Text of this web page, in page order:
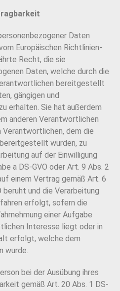
Daten
Europäischen Richtlinien-
Recht, die sie
Daten, welche durch die
bereitgestellt
gängigen und
erhalten. Sie hat außerdem
anderen Verantwortlichen
Verantwortlichen, dem die
wurden, zu
auf der Einwilligung
a DS-GVO oder Art. 9 Abs. 2
einem Vertrag gemäß Art. 6
beruht und die Verarbeitung
erfolgt, sofern die
einer Aufgabe
Interesse liegt oder in
erfolgt, welche dem
wurde.
bei der Ausübung ihres
gemäß Art. 20 Abs. 1 DS-